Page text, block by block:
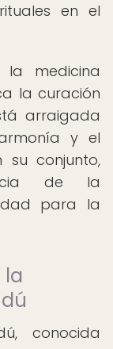
en el
medicina
la curación
arraigada
y el
conjunto,
de la
para la
la
conocida